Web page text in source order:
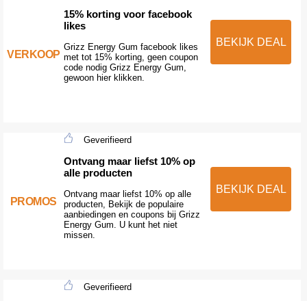
VERKOOP
15% korting voor facebook
likes
Grizz Energy Gum facebook likes
met tot 15% korting, geen coupon
code nodig Grizz Energy Gum,
gewoon hier klikken.
BEKIJK DEAL
PROMOS
Geverifieerd
Ontvang maar liefst 10% op
alle producten
Ontvang maar liefst 10% op alle
producten, Bekijk de populaire
aanbiedingen en coupons bij Grizz
Energy Gum. U kunt het niet
missen.
BEKIJK DEAL
Geverifieerd